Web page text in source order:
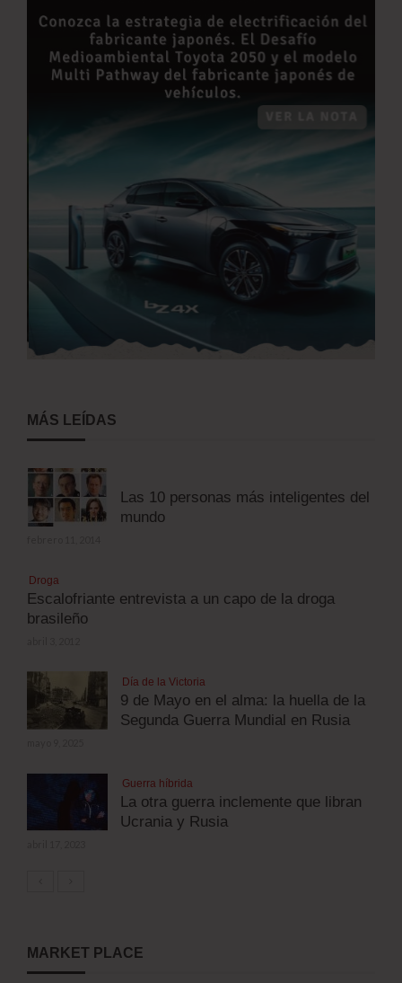
MÁS LEÍDAS
Las 10 personas más inteligentes del
mundo
Droga
Escalofriante entrevista a un capo de la droga
brasileño
Día de la Victoria
9 de Mayo en el alma: la huella de la
Segunda Guerra Mundial en Rusia
Guerra híbrida
La otra guerra inclemente que libran
Ucrania y Rusia
MARKET PLACE